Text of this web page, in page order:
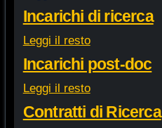
Incarichi di ricerca
Leggi il resto
Incarichi post-doc
Leggi il resto
Contratti di Ricerca